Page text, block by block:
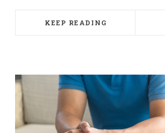
KEEP READING